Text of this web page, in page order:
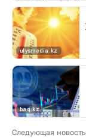
Следующая новость